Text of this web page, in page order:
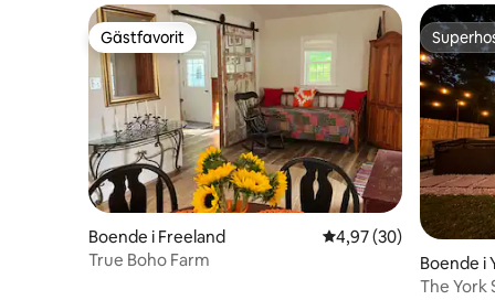
Gästfavorit
Gästfavorit
Boende i Freeland 4,97 av 5 i
4,97 (30)
True Boho Farm
Boende i
The York